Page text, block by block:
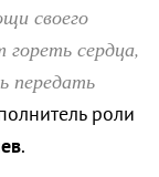
своего
гореть сердца,
передать
роли
.